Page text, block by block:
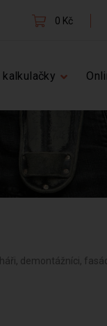
0 Kč
demontážníci,